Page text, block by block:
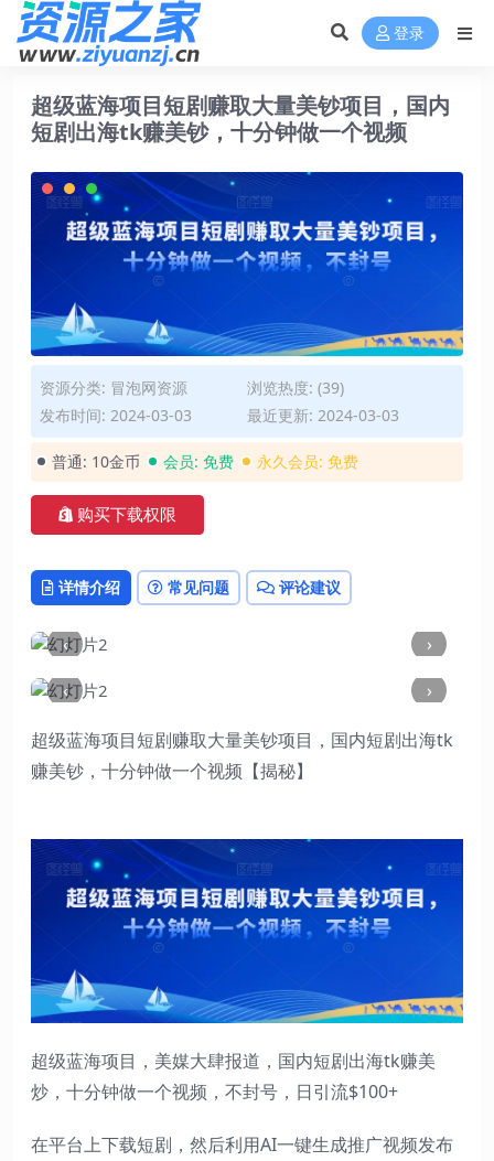
登录
超级蓝海项目短剧赚取大量美钞项目，国内
短剧出海tk赚美钞，十分钟做一个视频
资源分类: 冒泡网资源
浏览热度: (39)
发布时间: 2024-03-03
最近更新: 2024-03-03
普通: 10金币 会员: 免费 永久会员: 免费
购买下载权限
详情介绍 常见问题 评论建议
‹
›
‹
›
超级蓝海项目短剧赚取大量美钞项目，国内短剧出海tk
赚美钞，十分钟做一个视频【揭秘】
超级蓝海项目，美媒大肆报道，国内短剧出海tk赚美
炒，十分钟做一个视频，不封号，日引流$100+
在平台上下载短剧，然后利用AI一键生成推广视频发布